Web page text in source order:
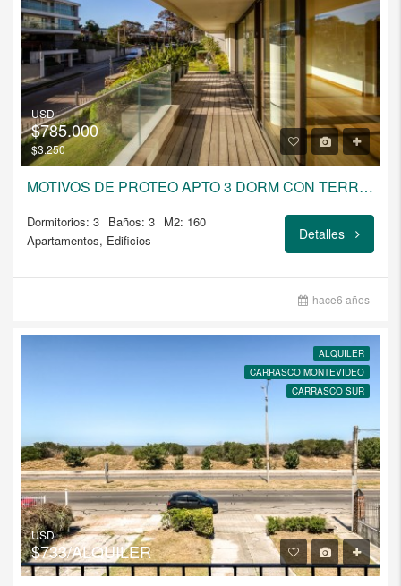
USD
$785.000
$3.250
MOTIVOS DE PROTEO APTO 3 DORM CON TERRAZA
Dormitorios: 3 Baños: 3 M2: 160
Apartamentos, Edificios
Detalles
hace6 años
ALQUILER
CARRASCO MONTEVIDEO
CARRASCO SUR
USD
$733/ALQUILER